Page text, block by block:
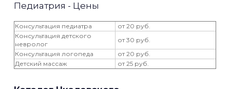
Педиатрия - Цены
Консультация педиатра
от 20 руб.
Консультация детского
невролог
от 30 руб.
Консультация логопеда
от 20 руб.
Детский массаж
от 25 руб.